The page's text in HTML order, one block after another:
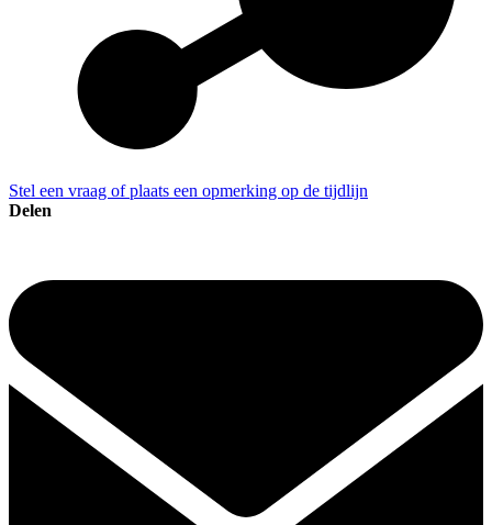
Stel een vraag of plaats een opmerking op de tijdlijn
Delen